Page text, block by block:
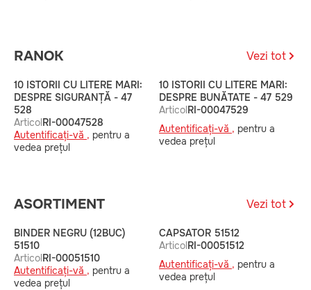
RANOK Vezi tot
10 ISTORII CU LITERE MARI:
DESPRE SIGURANȚĂ - 47
528
ArticolRI-00047528
Autentificați-vă , pentru a
vedea prețul
10 ISTORII CU LITERE MARI:
DESPRE BUNĂTATE - 47 529
ArticolRI-00047529
Autentificați-vă , pentru a
vedea prețul
ASORTIMENT Vezi tot
BINDER NEGRU (12BUC)
51510
ArticolRI-00051510
Autentificați-vă , pentru a
vedea prețul
CAPSATOR 51512
ArticolRI-00051512
Autentificați-vă , pentru a
vedea prețul